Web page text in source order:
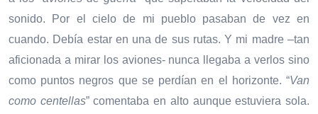
sonido. Por el cielo de mi pueblo pasaban de vez en
cuando. Debía estar en una de sus rutas. Y mi madre –tan
aficionada a mirar los aviones- nunca llegaba a verlos sino
como puntos negros que se perdían en el horizonte. “Van
como centellas” comentaba en alto aunque estuviera sola.